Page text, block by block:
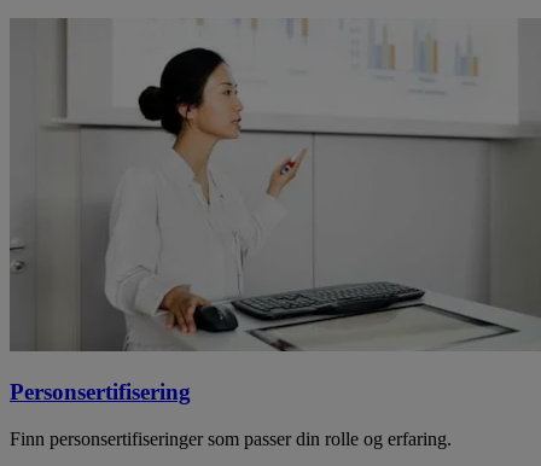
Personsertifisering
Finn personsertifiseringer som passer din rolle og erfaring.